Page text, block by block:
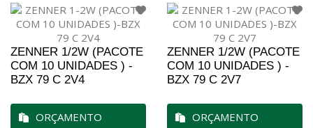
ZENNER 1/2W (PACOTE
COM 10 UNIDADES ) -
BZX 79 C 2V4
ORÇAMENTO
ZENNER 1/2W (PACOTE
COM 10 UNIDADES ) -
BZX 79 C 2V7
ORÇAMENTO